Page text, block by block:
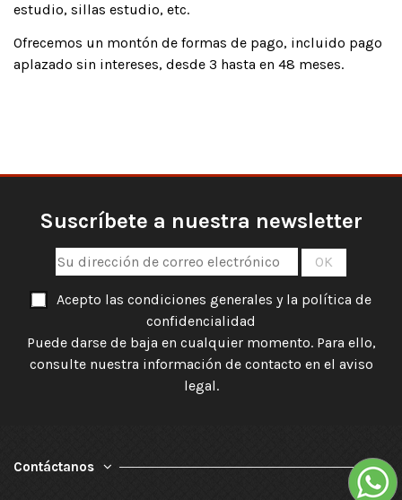
estudio, sillas estudio, etc.
Ofrecemos un montón de formas de pago, incluido pago
aplazado sin intereses, desde 3 hasta en 48 meses.
Suscríbete a nuestra newsletter
Acepto las condiciones generales y la política de
confidencialidad
Puede darse de baja en cualquier momento. Para ello,
consulte nuestra información de contacto en el aviso
legal.
Contáctanos